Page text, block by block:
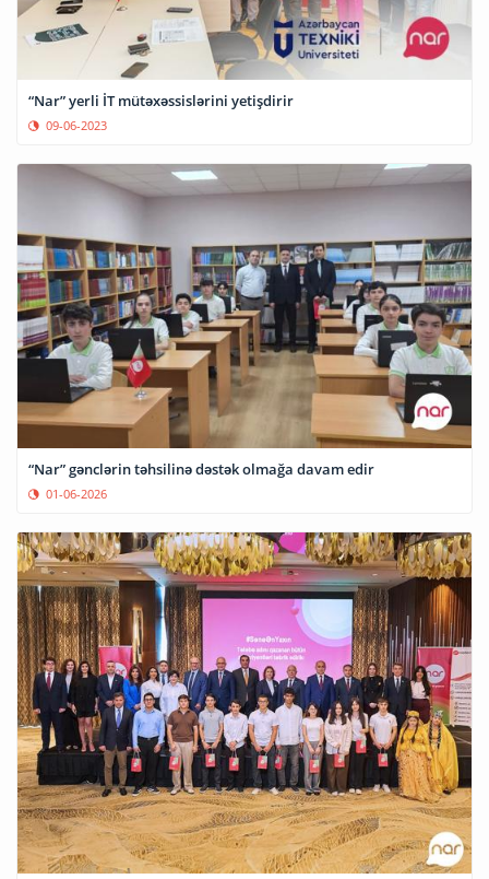
“Nar” yerli İT mütəxəssislərini yetişdirir
09-06-2023
“Nar” gənclərin təhsilinə dəstək olmağa davam edir
01-06-2026